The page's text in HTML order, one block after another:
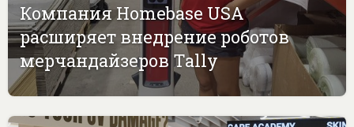
Компания Homebase USA
расширяет внедрение роботов
мерчандайзеров Tally